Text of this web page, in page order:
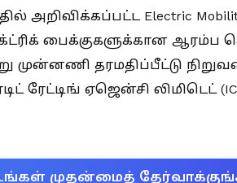
Electric Mobility
எலக்ட்ரிக் பைக்குகளுக்கான
முன்னணி தரமதிப்பீட்டு
ரேட்டிங் ஏஜென்சி லிமிடெட்
முதன்மைத்